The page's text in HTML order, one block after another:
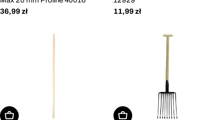
Cena
36,99 zł
Cena
11,99 zł
Dodaj do koszyka Dodaj do koszyka